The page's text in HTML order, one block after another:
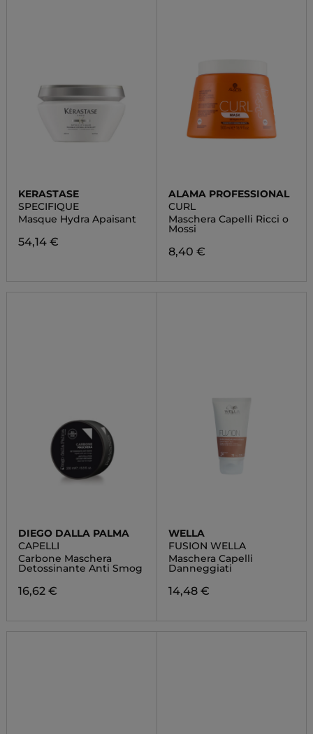
KERASTASE
SPECIFIQUE
Masque Hydra Apaisant
54,14 €
ALAMA PROFESSIONAL
CURL
Maschera Capelli Ricci o
Mossi
8,40 €
DIEGO DALLA PALMA
CAPELLI
Carbone Maschera
Detossinante Anti Smog
16,62 €
WELLA
FUSION WELLA
Maschera Capelli
Danneggiati
14,48 €